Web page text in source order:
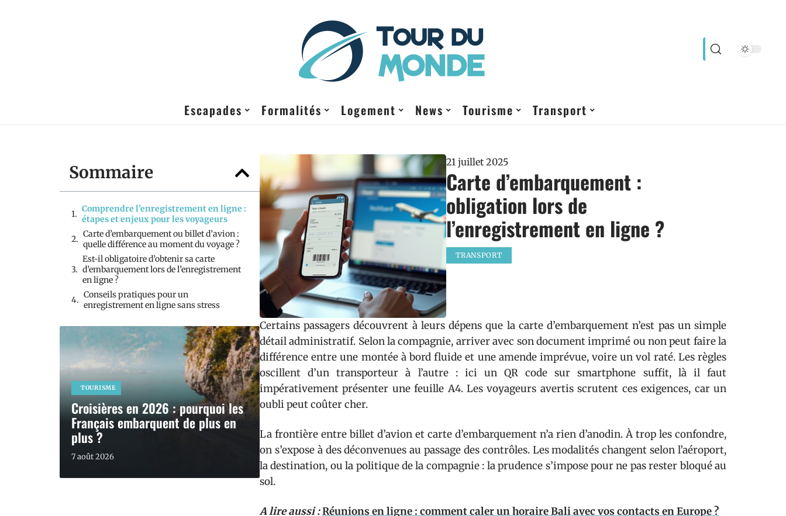
Escapades Formalités Logement News Tourisme Transport
Sommaire
Comprendre l’enregistrement en ligne :
étapes et enjeux pour les voyageurs
Carte d’embarquement ou billet d’avion :
quelle différence au moment du voyage ?
Est-il obligatoire d’obtenir sa carte
d’embarquement lors de l’enregistrement
en ligne ?
Conseils pratiques pour un
enregistrement en ligne sans stress
TOURISME
Croisières en 2026 : pourquoi les
Français embarquent de plus en
plus ?
7 août 2026
21 juillet 2025
Carte d’embarquement :
obligation lors de
l’enregistrement en ligne ?
TRANSPORT
Certains passagers découvrent à leurs dépens que la carte d’embarquement n’est pas un simple
détail administratif. Selon la compagnie, arriver avec son document imprimé ou non peut faire la
différence entre une montée à bord fluide et une amende imprévue, voire un vol raté. Les règles
oscillent d’un transporteur à l’autre : ici un QR code sur smartphone suffit, là il faut
impérativement présenter une feuille A4. Les voyageurs avertis scrutent ces exigences, car un
oubli peut coûter cher.
La frontière entre billet d’avion et carte d’embarquement n’a rien d’anodin. À trop les confondre,
on s’expose à des déconvenues au passage des contrôles. Les modalités changent selon l’aéroport,
la destination, ou la politique de la compagnie : la prudence s’impose pour ne pas rester bloqué au
sol.
A lire aussi :Réunions en ligne : comment caler un horaire Bali avec vos contacts en Europe ?